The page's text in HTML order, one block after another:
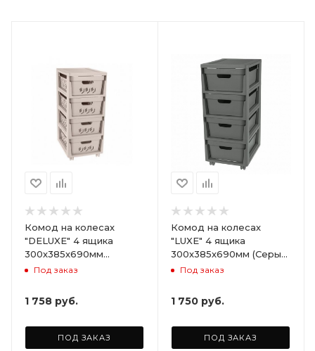
Комод на колесах
"DELUXE" 4 ящика
300х385х690мм
(Светло-бежевый)
Под заказ
1 758 руб.
ПОД ЗАКАЗ
Комод на колесах
"LUXE" 4 ящика
300х385х690мм (Серый)
ARD258086
Под заказ
1 750 руб.
ПОД ЗАКАЗ